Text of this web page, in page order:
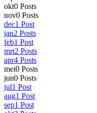
okt0 Posts
nov0 Posts
dec1 Post
jan2 Posts
feb1 Post
mrt2 Posts
apr4 Posts
mei0 Posts
jun0 Posts
jul1 Post
aug1 Post
sep1 Post